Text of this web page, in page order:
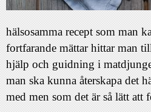
hälsosamma recept som man
fortfarande mättar hittar man
hjälp och guidning i
man ska kunna återskapa det
med men som det är så lätt